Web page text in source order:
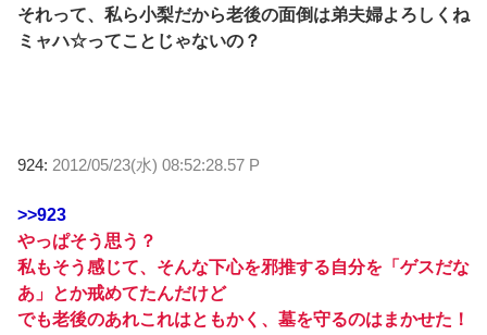
それって、私ら小梨だから老後の面倒は弟夫婦よろしくね
ミャハ☆ってことじゃないの？
924: 2012/05/23(水) 08:52:28.57 P
>>923
やっぱそう思う？
私もそう感じて、そんな下心を邪推する自分を「ゲスだな
あ」とか戒めてたんだけど
でも老後のあれこれはともかく、墓を守るのはまかせた！